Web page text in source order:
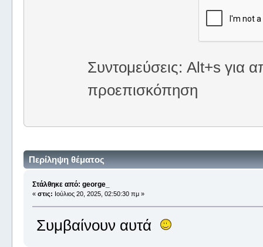
Συντομεύσεις: Alt+s για
προεπισκόπηση
Περίληψη θέματος
Στάλθηκε από: george_
« στις: Ιούλιος 20, 2025, 02:50:30 πμ »
Συμβαίνουν αυτά